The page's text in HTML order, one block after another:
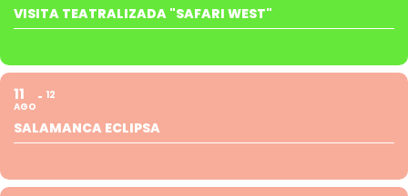
VISITA TEATRALIZADA "SAFARI WEST"
11
AGO
12
SALAMANCA ECLIPSA